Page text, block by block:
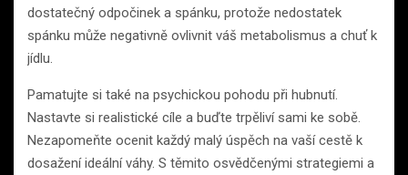
dostatečný odpočinek a spánku, protože nedostatek
spánku může negativně ovlivnit váš metabolismus a chuť k
jídlu.
Pamatujte si také na psychickou pohodu při hubnutí.
Nastavte si realistické cíle a buďte trpěliví sami ke sobě.
Nezapomeňte ocenit každý malý úspěch na vaší cestě k
dosažení ideální váhy. S těmito osvědčenými strategiemi a